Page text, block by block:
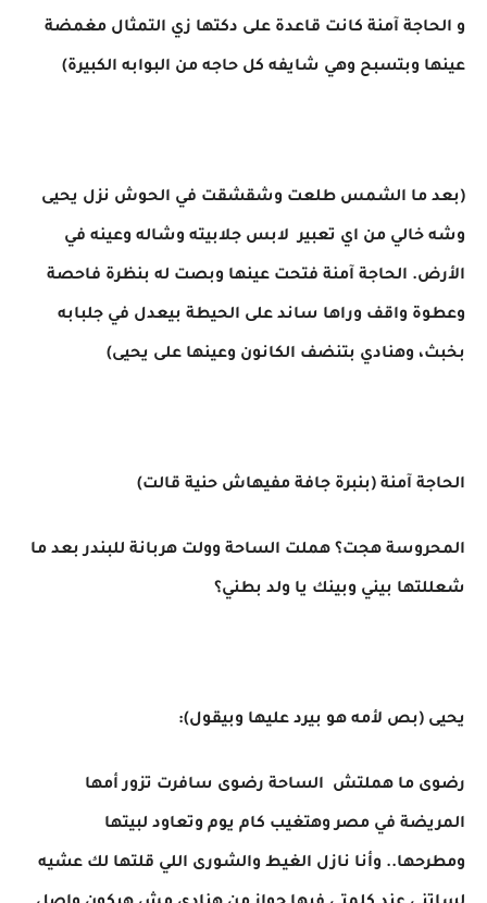
و الحاجة آمنة كانت قاعدة على دكتها زي التمثال مغمضة
عينها وبتسبح وهي شايفه كل حاجه من البوابه الكبيرة)
(بعد ما الشمس طلعت وشقشقت في الحوش نزل يحيى
وشه خالي من اي تعبير لابس جلابيته وشاله وعينه في
الأرض. الحاجة آمنة فتحت عينها وبصت له بنظرة فاحصة
وعطوة واقف وراها ساند على الحيطة بيعدل في جلبابه
بخبث، وهنادي بتنضف الكانون وعينها على يحيى)
الحاجة آمنة (بنبرة جافة مفيهاش حنية قالت)
المحروسة هجت؟ هملت الساحة وولت هربانة للبندر بعد ما
شعللتها بيني وبينك يا ولد بطني؟
يحيى (بص لأمه هو بيرد عليها وبيقول):
رضوى ما هملتش الساحة رضوى سافرت تزور أمها
المريضة في مصر وهتغيب كام يوم وتعاود لبيتها
ومطرحها.. وأنا نازل الغيط والشورى اللي قلتها لك عشيه